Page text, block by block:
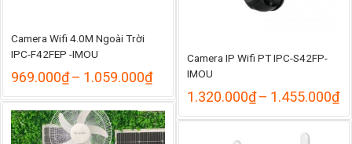
Camera Wifi 4.0M Ngoài Trời
IPC-F42FEP -IMOU
969.000₫– 1.059.000₫Khoảng
từ
969.000₫
đến
Camera IP Wifi PT IPC-S42FP-
IMOU
1.320.000₫– 1.455.000₫
từ